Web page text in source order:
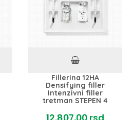
Fillerina 12HA
Densifying filler
Intenzivni filler
tretman STEPEN 4